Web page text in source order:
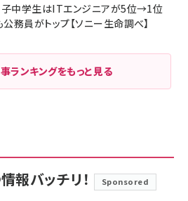
子中学生はITエンジニアが5位→1位
務員がトップ【ソニー生命調べ】
ランキングをもっと見る
報バッチリ！ Sponsored